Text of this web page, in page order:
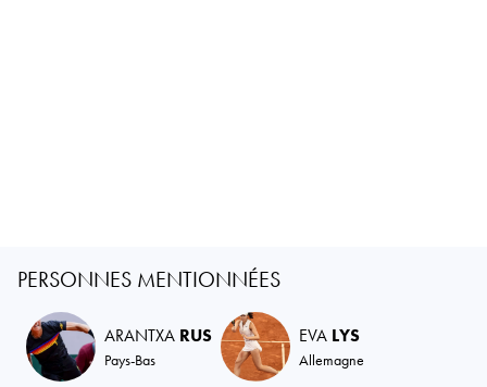
PERSONNES MENTIONNÉES
ARANTXA RUS
Pays-Bas
EVA LYS
Allemagne